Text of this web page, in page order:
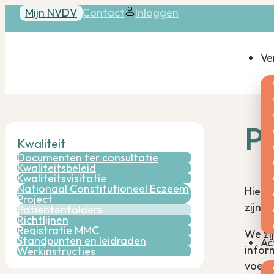
Mijn NVDV Contact Inloggen
Kwaliteit
Documenten ter consultatie
Kwaliteitsbeleid
Kwaliteitsvisitatie
Nationaal Constitutioneel Eczeem
Project
Patiëntenfolders
Richtlijnen
Registratie MMC
Standpunten en leidraden
Werkinstructies
zijn.
We